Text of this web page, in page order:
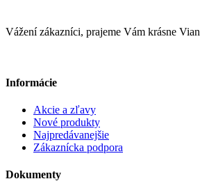
Vážení zákazníci, prajeme Vám krásne
Informácie
Akcie a zľavy
Nové produkty
Najpredávanejšie
Zákaznícka podpora
Dokumenty